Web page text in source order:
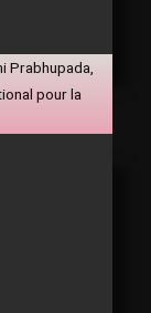
Prabhupada,
pour la